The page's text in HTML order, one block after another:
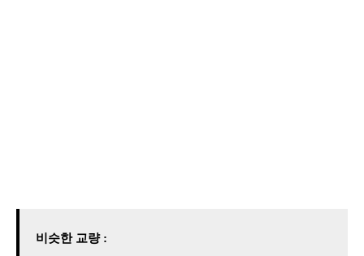
비슷한 교량 :